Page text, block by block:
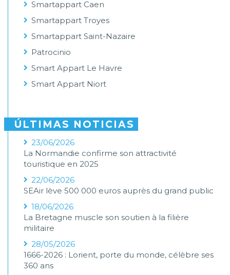
Smartappart Caen
Smartappart Troyes
Smartappart Saint-Nazaire
Patrocinio
Smart Appart Le Havre
Smart Appart Niort
ÚLTIMAS NOTICIAS
23/06/2026
La Normandie confirme son attractivité
touristique en 2025
22/06/2026
SEAir lève 500 000 euros auprès du grand public
18/06/2026
La Bretagne muscle son soutien à la filière
militaire
28/05/2026
1666-2026 : Lorient, porte du monde, célèbre ses
360 ans